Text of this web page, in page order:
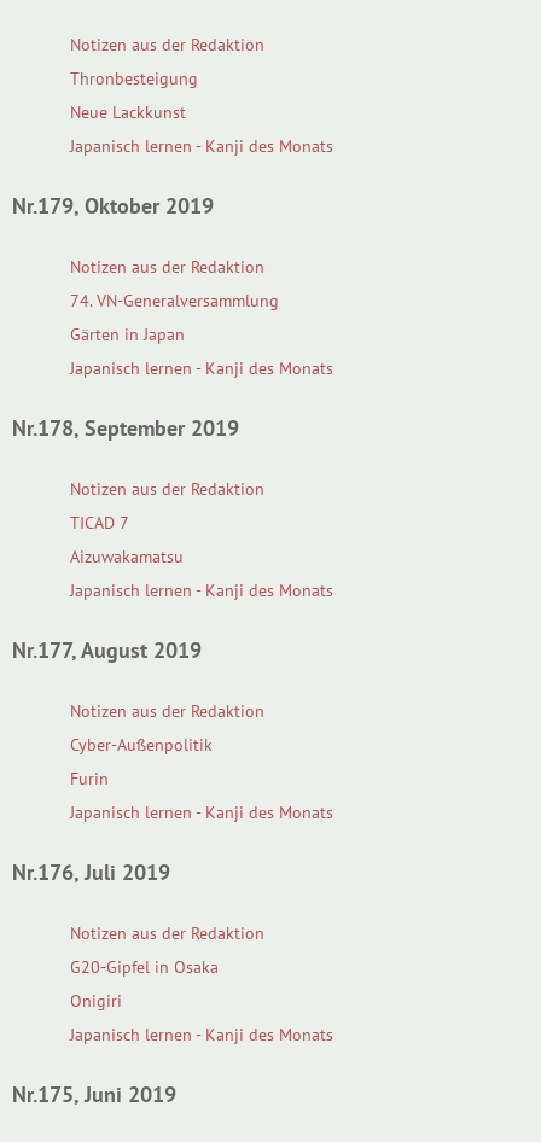
Notizen aus der Redaktion
Thronbesteigung
Neue Lackkunst
Japanisch lernen - Kanji des Monats
Nr.179, Oktober 2019
Notizen aus der Redaktion
74. VN-Generalversammlung
Gärten in Japan
Japanisch lernen - Kanji des Monats
Nr.178, September 2019
Notizen aus der Redaktion
TICAD 7
Aizuwakamatsu
Japanisch lernen - Kanji des Monats
Nr.177, August 2019
Notizen aus der Redaktion
Cyber-Außenpolitik
Furin
Japanisch lernen - Kanji des Monats
Nr.176, Juli 2019
Notizen aus der Redaktion
G20-Gipfel in Osaka
Onigiri
Japanisch lernen - Kanji des Monats
Nr.175, Juni 2019